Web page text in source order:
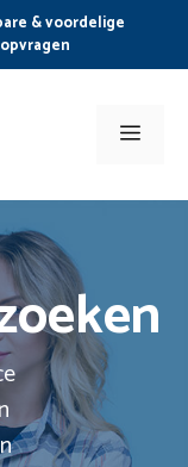
& voordelige
Menu